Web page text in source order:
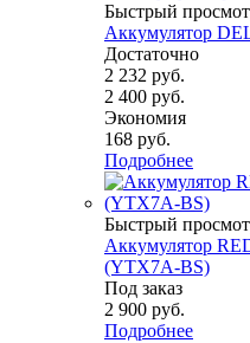
Быстрый
Аккумулятор
Достаточно
2 232 руб.
2 400 руб.
Экономия
168 руб.
Подробнее
Быстрый
Аккумулятор
(YTX7A-BS)
Под заказ
2 900 руб.
Подробнее